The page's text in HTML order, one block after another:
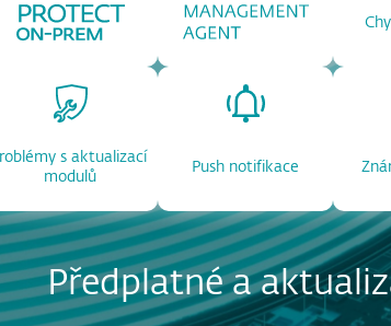
s aktualizací
modulů
Push notifikace
Předplatné a